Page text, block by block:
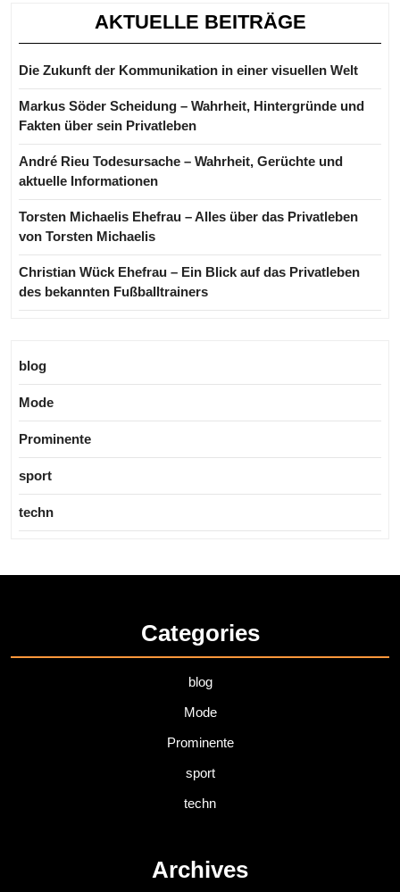
AKTUELLE BEITRÄGE
Die Zukunft der Kommunikation in einer visuellen Welt
Markus Söder Scheidung – Wahrheit, Hintergründe und
Fakten über sein Privatleben
André Rieu Todesursache – Wahrheit, Gerüchte und
aktuelle Informationen
Torsten Michaelis Ehefrau – Alles über das Privatleben
von Torsten Michaelis
Christian Wück Ehefrau – Ein Blick auf das Privatleben
des bekannten Fußballtrainers
blog
Mode
Prominente
sport
techn
Categories
blog
Mode
Prominente
sport
techn
Archives